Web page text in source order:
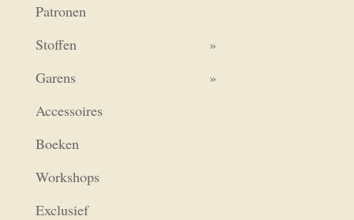
Patronen
Stoffen
Garens
Accessoires
Boeken
Workshops
Exclusief